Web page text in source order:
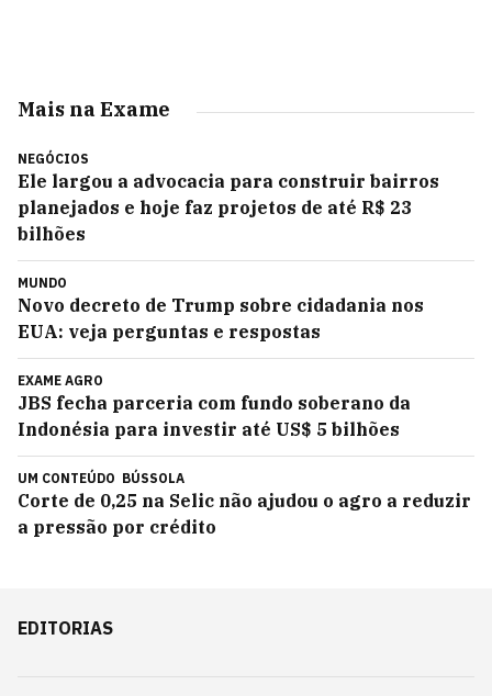
Mais na Exame
NEGÓCIOS
Ele largou a advocacia para construir bairros
planejados e hoje faz projetos de até R$ 23
bilhões
MUNDO
Novo decreto de Trump sobre cidadania nos
EUA: veja perguntas e respostas
EXAME AGRO
JBS fecha parceria com fundo soberano da
Indonésia para investir até US$ 5 bilhões
UM CONTEÚDO BÚSSOLA
Corte de 0,25 na Selic não ajudou o agro a reduzir
a pressão por crédito
EDITORIAS